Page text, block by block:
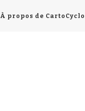
À propos de CartoCyclo